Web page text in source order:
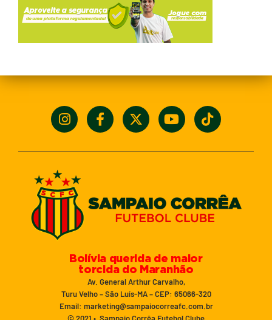
Bolívia querida de maior
torcida do Maranhão
Av. General Arthur Carvalho,
Turu Velho – São Luís-MA – CEP: 65066-320
Email: marketing@sampaiocorreafc.com.br